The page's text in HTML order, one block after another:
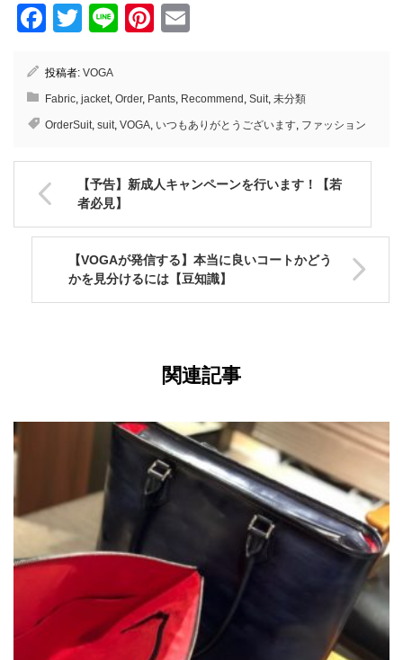
Facebook
Twitter
LinePinterest
投稿者: VOGA
Fabric, jacket, Order, Pants, Recommend , Suit, 未分類
OrderSuit, suit, VOGA, いつもありがとうございます, ファッション
【予告】新成人キャンペーンを行います！【若
者必見】
【VOGAが発信する】本当に良いコートかどう
かを見分けるには【豆知識】
関連記事